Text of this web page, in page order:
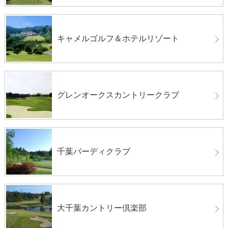
キャメルゴルフ＆ホテルリゾート
グレンオークスカントリークラブ
千葉バーディクラブ
大千葉カントリー倶楽部